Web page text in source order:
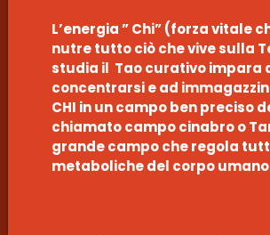
L’energia ” Chi” (forza vitale
nutre tutto ciò che vive sulla
studia il Tao curativo impara
concentrarsi e ad
CHI in un campo ben preciso
chiamato campo cinabro o
grande campo che regola
metaboliche del corpo